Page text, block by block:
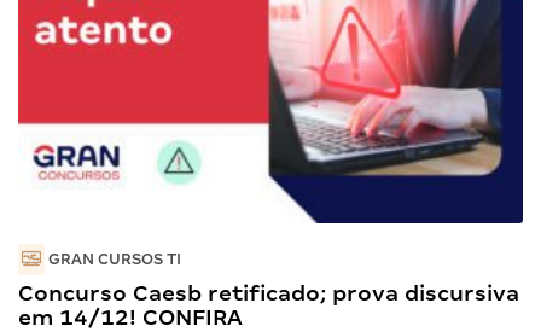
GRAN CURSOS TI
Concurso Caesb retificado; prova discursiva
em 14/12! CONFIRA